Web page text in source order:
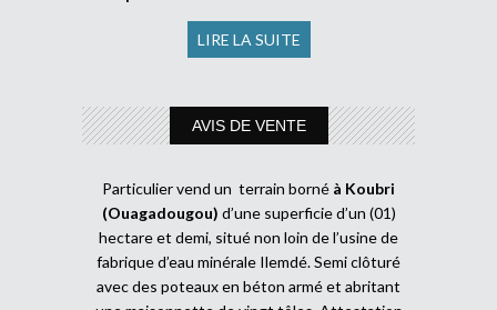
LIRE LA SUITE
AVIS DE VENTE
Particulier vend un terrain borné à Koubri
(Ouagadougou) d’une superficie d’un (01)
hectare et demi, situé non loin de l’usine de
fabrique d’eau minérale Ilemdé. Semi clôturé
avec des poteaux en béton armé et abritant